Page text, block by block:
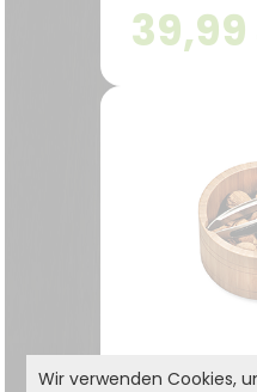
39,99
Wir verwenden Cookies,